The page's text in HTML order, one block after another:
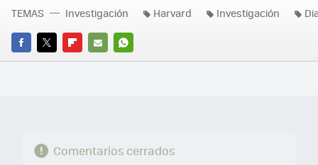
FACEBOOK
TWITTERFLIPBOARD
E-
WHATSAPP
TEMAS Investigación Harvard Investigación
Comentarios cerrados